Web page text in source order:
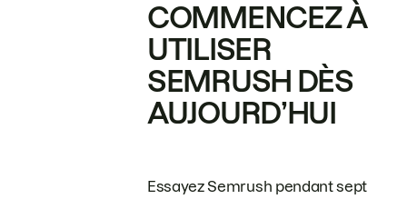
COMMENCEZ À
UTILISER
SEMRUSH DÈS
AUJOURD’HUI
Essayez Semrush pendant sept